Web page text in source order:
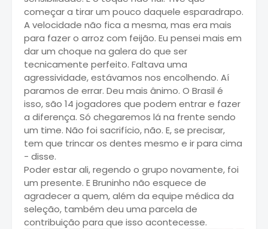
começar a tirar um pouco daquele esparadrapo.
A velocidade não fica a mesma, mas era mais
para fazer o arroz com feijão. Eu pensei mais em
dar um choque na galera do que ser
tecnicamente perfeito. Faltava uma
agressividade, estávamos nos encolhendo. Aí
paramos de errar. Deu mais ânimo. O Brasil é
isso, são 14 jogadores que podem entrar e fazer
a diferença. Só chegaremos lá na frente sendo
um time. Não foi sacrifício, não. E, se precisar,
tem que trincar os dentes mesmo e ir para cima
- disse.
Poder estar ali, regendo o grupo novamente, foi
um presente. E Bruninho não esquece de
agradecer a quem, além da equipe médica da
seleção, também deu uma parcela de
contribuição para que isso acontecesse.